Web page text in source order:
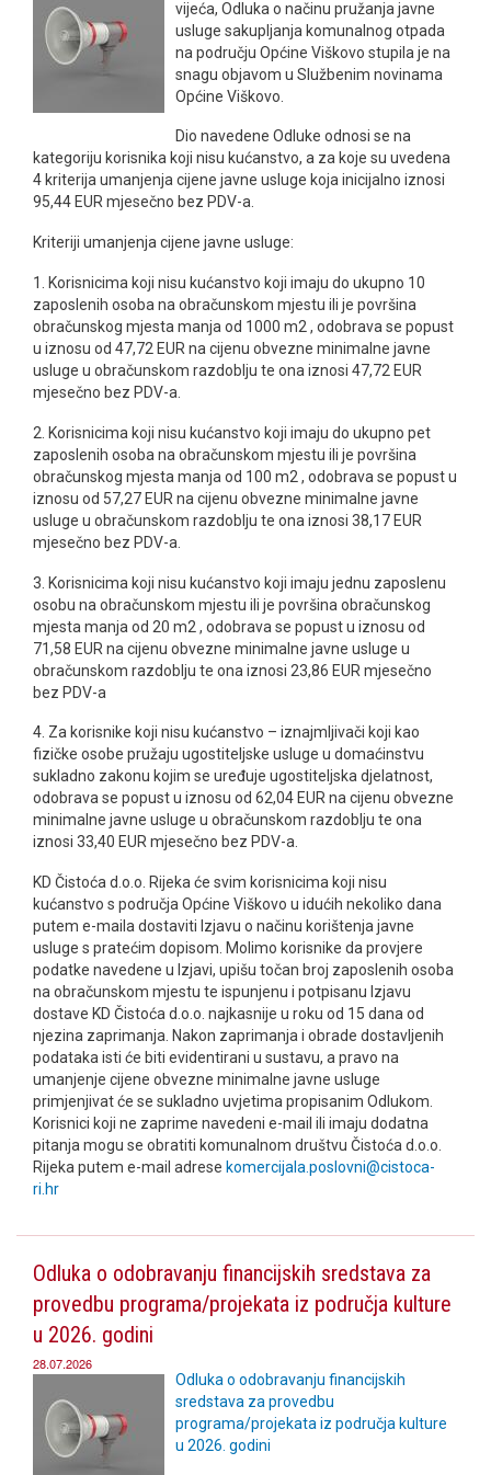
vijeća, Odluka o načinu pružanja javne
usluge sakupljanja komunalnog otpada
na području Općine Viškovo stupila je na
snagu objavom u Službenim novinama
Općine Viškovo.
Dio navedene Odluke odnosi se na
kategoriju korisnika koji nisu kućanstvo, a za koje su uvedena
4 kriterija umanjenja cijene javne usluge koja inicijalno iznosi
95,44 EUR mjesečno bez PDV-a.
Kriteriji umanjenja cijene javne usluge:
1. Korisnicima koji nisu kućanstvo koji imaju do ukupno 10
zaposlenih osoba na obračunskom mjestu ili je površina
obračunskog mjesta manja od 1000 m2 , odobrava se popust
u iznosu od 47,72 EUR na cijenu obvezne minimalne javne
usluge u obračunskom razdoblju te ona iznosi 47,72 EUR
mjesečno bez PDV-a.
2. Korisnicima koji nisu kućanstvo koji imaju do ukupno pet
zaposlenih osoba na obračunskom mjestu ili je površina
obračunskog mjesta manja od 100 m2 , odobrava se popust u
iznosu od 57,27 EUR na cijenu obvezne minimalne javne
usluge u obračunskom razdoblju te ona iznosi 38,17 EUR
mjesečno bez PDV-a.
3. Korisnicima koji nisu kućanstvo koji imaju jednu zaposlenu
osobu na obračunskom mjestu ili je površina obračunskog
mjesta manja od 20 m2 , odobrava se popust u iznosu od
71,58 EUR na cijenu obvezne minimalne javne usluge u
obračunskom razdoblju te ona iznosi 23,86 EUR mjesečno
bez PDV-a
4. Za korisnike koji nisu kućanstvo – iznajmljivači koji kao
fizičke osobe pružaju ugostiteljske usluge u domaćinstvu
sukladno zakonu kojim se uređuje ugostiteljska djelatnost,
odobrava se popust u iznosu od 62,04 EUR na cijenu obvezne
minimalne javne usluge u obračunskom razdoblju te ona
iznosi 33,40 EUR mjesečno bez PDV-a.
KD Čistoća d.o.o. Rijeka će svim korisnicima koji nisu
kućanstvo s područja Općine Viškovo u idućih nekoliko dana
putem e-maila dostaviti Izjavu o načinu korištenja javne
usluge s pratećim dopisom. Molimo korisnike da provjere
podatke navedene u Izjavi, upišu točan broj zaposlenih osoba
na obračunskom mjestu te ispunjenu i potpisanu Izjavu
dostave KD Čistoća d.o.o. najkasnije u roku od 15 dana od
njezina zaprimanja. Nakon zaprimanja i obrade dostavljenih
podataka isti će biti evidentirani u sustavu, a pravo na
umanjenje cijene obvezne minimalne javne usluge
primjenjivat će se sukladno uvjetima propisanim Odlukom.
Korisnici koji ne zaprime navedeni e-mail ili imaju dodatna
pitanja mogu se obratiti komunalnom društvu Čistoća d.o.o.
Rijeka putem e-mail adrese komercijala.poslovni@cistoca-
ri.hr
Odluka o odobravanju financijskih sredstava za
provedbu programa/projekata iz područja kulture
u 2026. godini
28.07.2026
Odluka o odobravanju financijskih
sredstava za provedbu
programa/projekata iz područja kulture
u 2026. godini